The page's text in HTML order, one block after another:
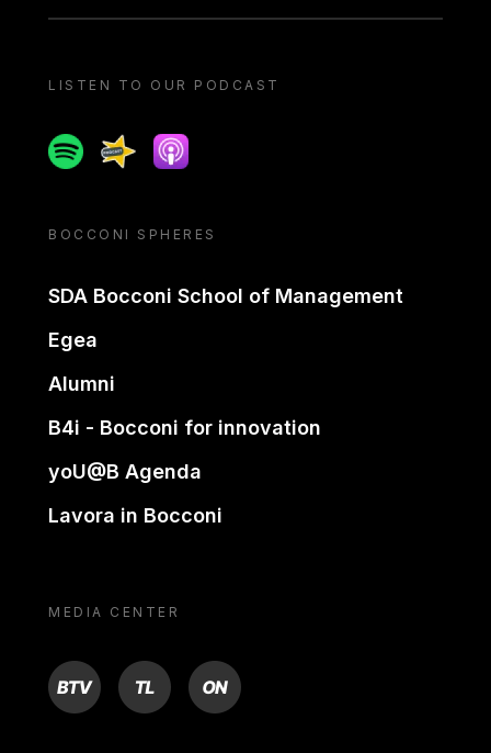
LISTEN TO OUR PODCAST
SpotifySpreakerApple podcast
BOCCONI SPHERES
SDA Bocconi School of Management
Egea
Alumni
B4i - Bocconi for innovation
yoU@B Agenda
Lavora in Bocconi
MEDIA CENTER
BTV TL ON